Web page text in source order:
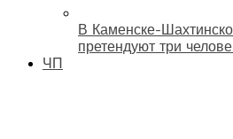
В Каменске-
претендуют три
ЧП